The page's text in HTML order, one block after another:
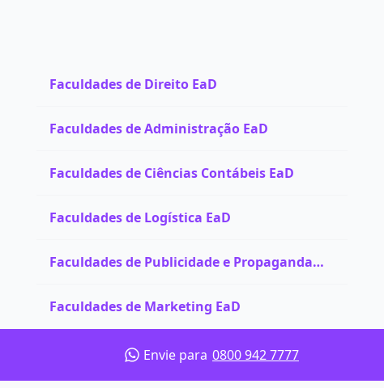
Faculdades de Direito EaD
Faculdades de Administração EaD
Faculdades de Ciências Contábeis EaD
Faculdades de Logística EaD
Faculdades de Publicidade e Propaganda
Faculdades de Marketing EaD
Envie para 0800 942 7777